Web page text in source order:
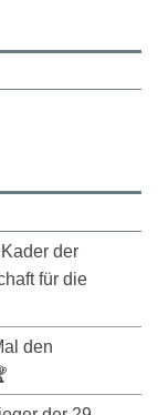
der
für die
den